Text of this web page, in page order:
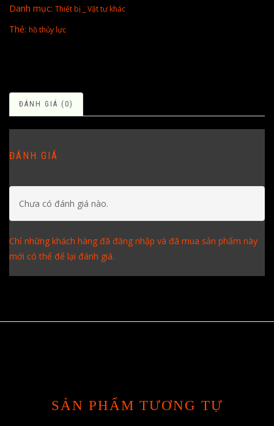
Danh mục: Thiết bị _ Vật tư khác
Thẻ: hồ thủy lực
ĐÁNH GIÁ (0)
ĐÁNH GIÁ
Chưa có đánh giá nào.
Chỉ những khách hàng đã đăng nhập và đã mua sản phẩm này
mới có thể để lại đánh giá.
SẢN PHẨM TƯƠNG TỰ